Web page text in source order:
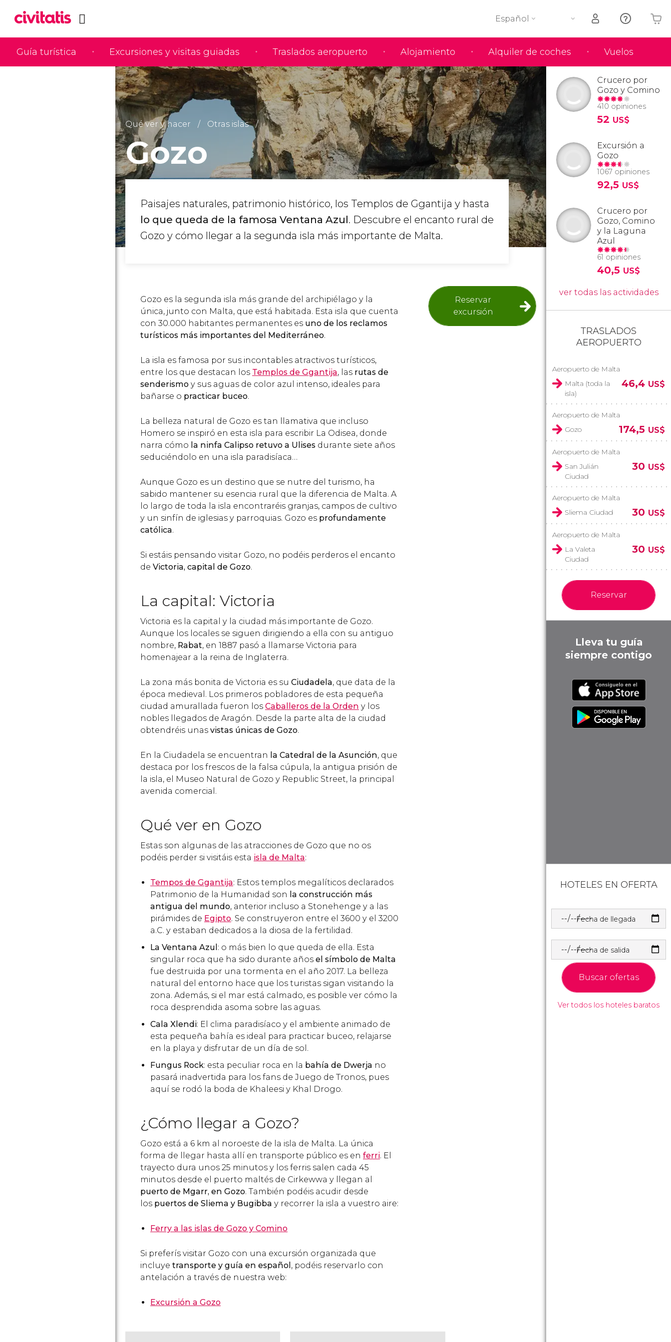
Guía turística Excursiones y visitas guiadas Traslados aeropuerto Alojamiento Alquiler de coches Vuelos
Español
Tu carrito está vacío
Qué ver y hacer Otras islas
Gozo
Paisajes naturales, patrimonio histórico, los Templos de Ggantija y hasta
lo que queda de la famosa Ventana Azul. Descubre el encanto rural de
Gozo y cómo llegar a la segunda isla más importante de Malta.
Reservar
excursión
Gozo es la segunda isla más grande del archipiélago y la
única, junto con Malta, que está habitada. Esta isla que cuenta
con 30.000 habitantes permanentes es uno de los reclamos
turísticos más importantes del Mediterráneo.
La isla es famosa por sus incontables atractivos turísticos,
entre los que destacan los Templos de Ggantija, las rutas de
senderismo y sus aguas de color azul intenso, ideales para
bañarse o practicar buceo.
La belleza natural de Gozo es tan llamativa que incluso
Homero se inspiró en esta isla para escribir La Odisea, donde
narra cómo la ninfa Calipso retuvo a Ulises durante siete años
seduciéndolo en una isla paradisíaca…
Aunque Gozo es un destino que se nutre del turismo, ha
sabido mantener su esencia rural que la diferencia de Malta. A
lo largo de toda la isla encontraréis granjas, campos de cultivo
y un sinfín de iglesias y parroquias. Gozo es profundamente
católica.
Si estáis pensando visitar Gozo, no podéis perderos el encanto
de Victoria, capital de Gozo.
La capital: Victoria
Victoria es la capital y la ciudad más importante de Gozo.
Aunque los locales se siguen dirigiendo a ella con su antiguo
nombre, Rabat, en 1887 pasó a llamarse Victoria para
homenajear a la reina de Inglaterra.
La zona más bonita de Victoria es su Ciudadela, que data de la
época medieval. Los primeros pobladores de esta pequeña
ciudad amurallada fueron los Caballeros de la Orden y los
nobles llegados de Aragón. Desde la parte alta de la ciudad
obtendréis unas vistas únicas de Gozo.
En la Ciudadela se encuentran la Catedral de la Asunción, que
destaca por los frescos de la falsa cúpula, la antigua prisión de
la isla, el Museo Natural de Gozo y Republic Street, la principal
avenida comercial.
Qué ver en Gozo
Estas son algunas de las atracciones de Gozo que no os
podéis perder si visitáis esta isla de Malta:
Tempos de Ggantija: Estos templos megalíticos declarados
Patrimonio de la Humanidad son la construcción más
antigua del mundo, anterior incluso a Stonehenge y a las
pirámides de Egipto. Se construyeron entre el 3600 y el 3200
a.C. y estaban dedicados a la diosa de la fertilidad.
La Ventana Azul : o más bien lo que queda de ella. Esta
singular roca que ha sido durante años el símbolo de Malta
fue destruida por una tormenta en el año 2017. La belleza
natural del entorno hace que los turistas sigan visitando la
zona. Además, si el mar está calmado, es posible ver cómo la
roca desprendida asoma sobre las aguas.
Cala Xlendi: El clima paradisíaco y el ambiente animado de
esta pequeña bahía es ideal para practicar buceo, relajarse
en la playa y disfrutar de un día de sol.
Fungus Rock: esta peculiar roca en la bahía de Dwerja no
pasará inadvertida para los fans de Juego de Tronos, pues
aquí se rodó la boda de Khaleesi y Khal Drogo.
¿Cómo llegar a Gozo?
Gozo está a 6 km al noroeste de la isla de Malta. La única
forma de llegar hasta allí en transporte público es en ferri. El
trayecto dura unos 25 minutos y los ferris salen cada 45
minutos desde el puerto maltés de Cirkewwa y llegan al
puerto de Mgarr, en Gozo. También podéis acudir desde
los puertos de Sliema y Bugibba y recorrer la isla a vuestro aire:
Ferry a las islas de Gozo y Comino
Si preferís visitar Gozo con una excursión organizada que
incluye transporte y guía en español , podéis reservarlo con
antelación a través de nuestra web:
Excursión a Gozo
Crucero por
Gozo y Comino
410 opiniones
52 US$
Excursión a
Gozo
1067 opiniones
92,5 US$
Crucero por
Gozo, Comino
y la Laguna
Azul
61 opiniones
40,5 US$
ver todas las actividades
TRASLADOS
AEROPUERTO
Aeropuerto de Malta
Malta (toda la
isla)
46,4 US$
Aeropuerto de Malta
Gozo
174,5 US$
Aeropuerto de Malta
San Julián
Ciudad
30 US$
Aeropuerto de Malta
Sliema Ciudad
30 US$
Aeropuerto de Malta
La Valeta
Ciudad
30 US$
Reservar
Lleva tu guía
siempre contigo
HOTELES EN OFERTA
Fecha de llegada
Fecha de salida
Buscar ofertas
Ver todos los hoteles baratos